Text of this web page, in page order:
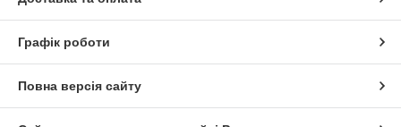
Графік роботи
Повна версія сайту